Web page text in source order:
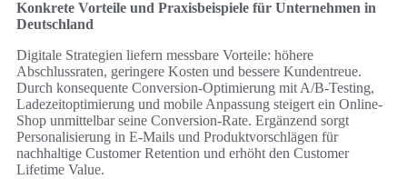
Konkrete Vorteile und Praxisbeispiele für Unternehmen in
Deutschland
Digitale Strategien liefern messbare Vorteile: höhere
Abschlussraten, geringere Kosten und bessere Kundentreue.
Durch konsequente Conversion-Optimierung mit A/B-Testing,
Ladezeitoptimierung und mobile Anpassung steigert ein Online-
Shop unmittelbar seine Conversion-Rate. Ergänzend sorgt
Personalisierung in E‑Mails und Produktvorschlägen für
nachhaltige Customer Retention und erhöht den Customer
Lifetime Value.